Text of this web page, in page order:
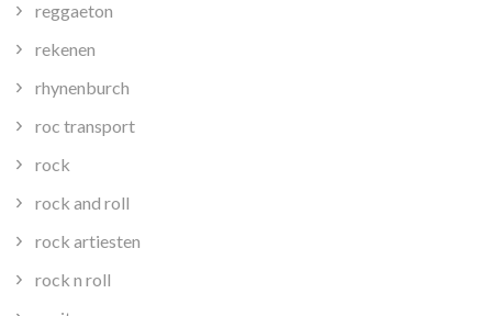
reggaeton
rekenen
rhynenburch
roc transport
rock
rock and roll
rock artiesten
rock n roll